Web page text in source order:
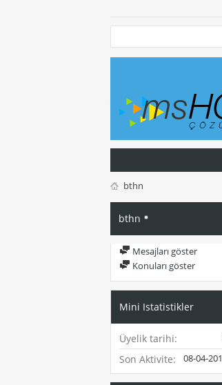
bthn
bthn
Mesajları göster
Konuları göster
Mini Istatistikler
Üyelik tarihi
Son Aktivite 08-04-